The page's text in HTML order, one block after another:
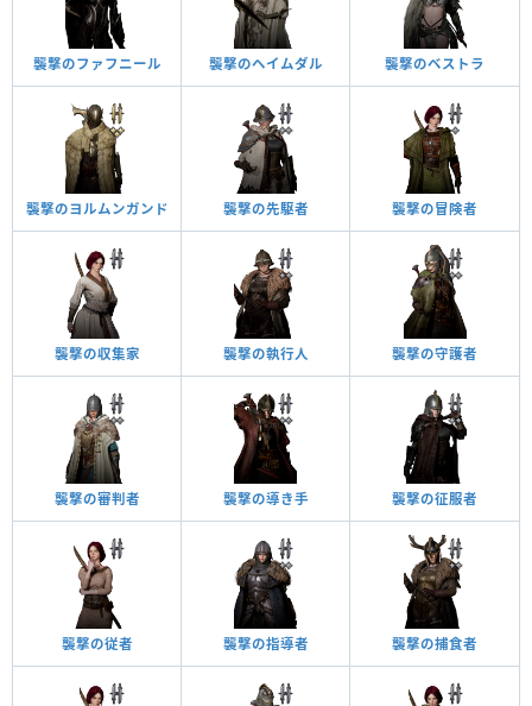
襲撃のファフニール 襲撃のヘイムダル 襲撃のベストラ
襲撃のヨルムンガンド 襲撃の先駆者 襲撃の冒険者
襲撃の収集家 襲撃の執行人 襲撃の守護者
襲撃の審判者 襲撃の導き手 襲撃の征服者
襲撃の従者 襲撃の指導者 襲撃の捕食者